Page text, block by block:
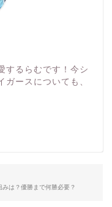
するらむです！今シ
ースについても、
は？優勝まで何勝必要？